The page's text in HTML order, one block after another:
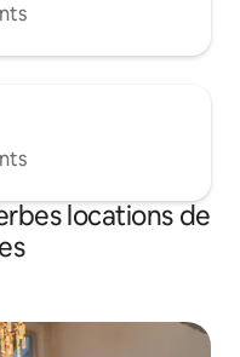
locations de